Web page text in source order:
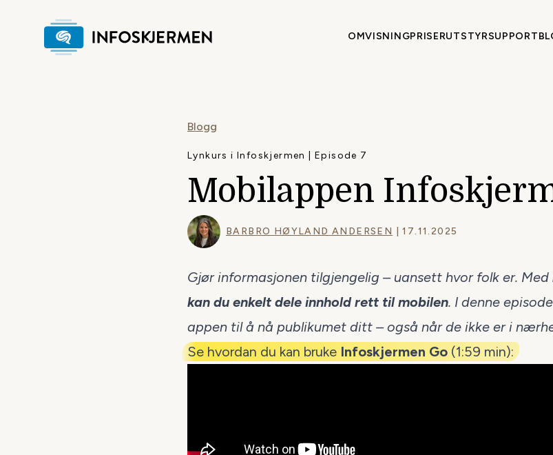
OMVISNINGPRISERUTSTYRSUPPORT
Blogg
Lynkurs i Infoskjermen | Episode 7
Mobilappen
BARBRO HØYLAND ANDERSEN | 17.11.2025
Gjør informasjonen tilgjengelig – uansett hvor folk er. Med
kan du enkelt dele innhold rett til mobilen. I denne
appen til å nå publikumet ditt – også når de ikke er i
Se hvordan du kan bruke Infoskjermen Go (1:59 min):